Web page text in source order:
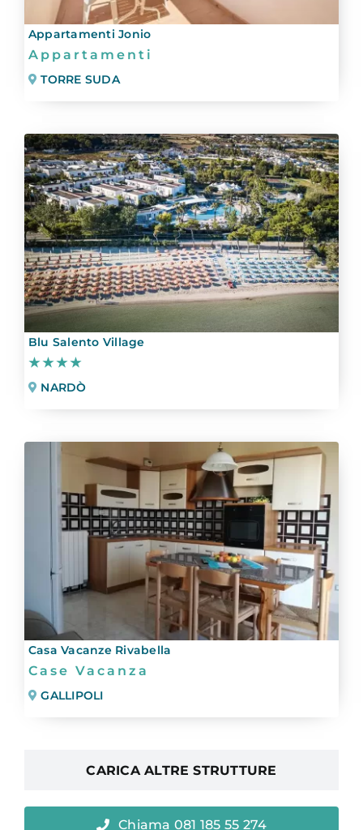
Appartamenti Jonio
Appartamenti
TORRE SUDA
Blu Salento Village
★★★★
NARDÒ
Casa Vacanze Rivabella
Case Vacanza
GALLIPOLI
CARICA ALTRE STRUTTURE
Chiama 081 185 55 274